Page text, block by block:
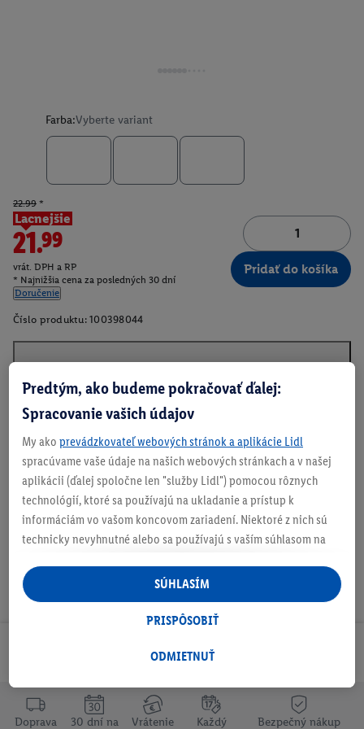
Farba:Vyberte variant
22.99 *
Lacnejšie
21.99
vrát. DPH a RP
* Najnižšia cena za posledných 30 dní
Doručenie
Pridať do košíka
Číslo produktu: 100398044
Informácie o batériách podľa nariadenia EÚ o
batériách
Odoberaj Newsletter!
Doprava
30 dní na
Vrátenie
Každý
Bezpečný nákup
Predtým, ako budeme pokračovať ďalej:
Spracovanie vašich údajov
My ako prevádzkovateľ webových stránok a aplikácie Lidl
spracúvame vaše údaje na našich webových stránkach a v našej
aplikácii (ďalej spoločne len "služby Lidl") pomocou rôznych
technológií, ktoré sa používajú na ukladanie a prístup k
informáciám vo vašom koncovom zariadení. Niektoré z nich sú
technicky nevyhnutné alebo sa používajú s vaším súhlasom na
personalizovanú reklamu v rámci služieb Lidl aj mimo nich. Ak
ste účastníkom programu Lidl Plus, na tieto účely sa spracúvajú
aj údaje z vášho nákupného správania v obchode.
následne si vytvoríte účet Lidl Plus alebo sa prihlásite do svojho
tiež vytvoriť špeciálny online identifikátor z e-mailovej adresy,
ktorú tam uvediete, aby sme vás mohli rozpoznať v službách
ODMIETNUŤ
PRISPÔSOBIŤ
SÚHLASÍM